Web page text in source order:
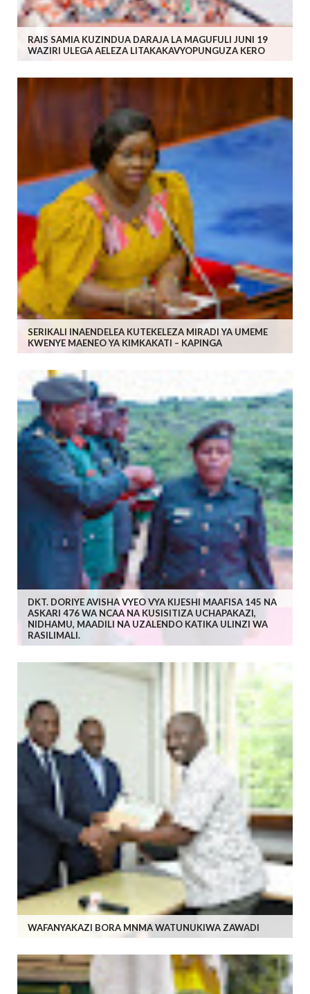
RAIS SAMIA KUZINDUA DARAJA LA MAGUFULI JUNI 19
WAZIRI ULEGA AELEZA LITAKAKAVYOPUNGUZA KERO
SERIKALI INAENDELEA KUTEKELEZA MIRADI YA UMEME
KWENYE MAENEO YA KIMKAKATI – KAPINGA
DKT. DORIYE AVISHA VYEO VYA KIJESHI MAAFISA 145 NA
ASKARI 476 WA NCAA NA KUSISITIZA UCHAPAKAZI,
NIDHAMU, MAADILI NA UZALENDO KATIKA ULINZI WA
RASILIMALI.
WAFANYAKAZI BORA MNMA WATUNUKIWA ZAWADI